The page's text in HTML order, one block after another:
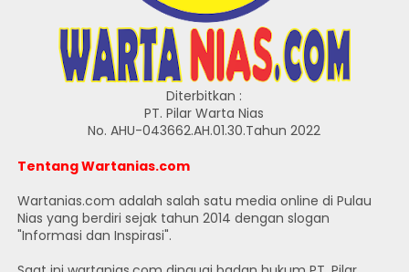
Diterbitkan :
PT. Pilar Warta Nias
No. AHU-043662.AH.01.30.Tahun 2022
Tentang Wartanias.com
Wartanias.com adalah salah satu media online di Pulau
Nias yang berdiri sejak tahun 2014 dengan slogan
"Informasi dan Inspirasi".